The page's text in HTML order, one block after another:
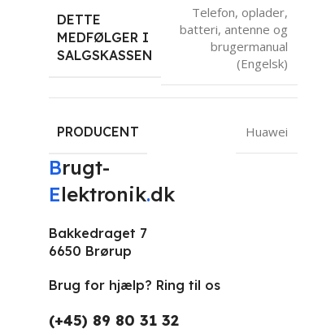
DETTE
MEDFØLGER I
SALGSKASSEN
Telefon, oplader,
batteri, antenne og
brugermanual
(Engelsk)
PRODUCENT Huawei
Brugt-
Elektronik.dk
Bakkedraget 7
6650 Brørup
Brug for hjælp? Ring til os
(+45) 89 80 31 32